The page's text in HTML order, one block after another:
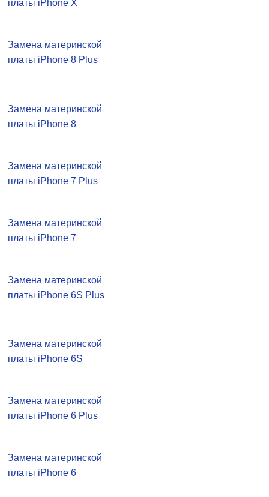
платы iPhone X
Замена материнской
платы iPhone 8 Plus
Замена материнской
платы iPhone 8
Замена материнской
платы iPhone 7 Plus
Замена материнской
платы iPhone 7
Замена материнской
платы iPhone 6S Plus
Замена материнской
платы iPhone 6S
Замена материнской
платы iPhone 6 Plus
Замена материнской
платы iPhone 6